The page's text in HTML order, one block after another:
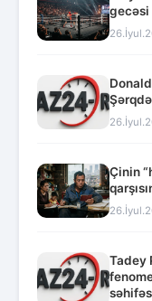
gecəsi
Çinin
Tadey